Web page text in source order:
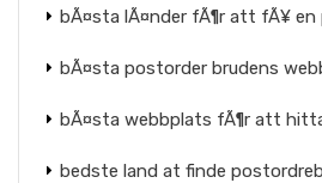
bÃ¤sta lÃ¤nder fÃ¶r att fÃ¥
bÃ¤sta postorder brudens
bÃ¤sta webbplats fÃ¶r att
bedste land at finde